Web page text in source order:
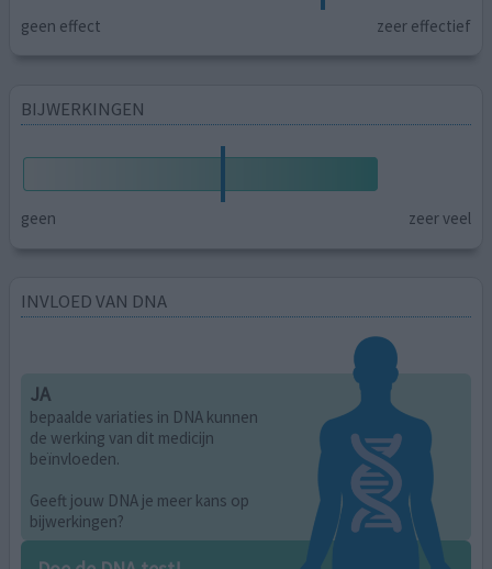
geen effect zeer effectief
BIJWERKINGEN
geen zeer veel
INVLOED VAN DNA
JA
bepaalde variaties in DNA kunnen
de werking van dit medicijn
beïnvloeden.
Geeft jouw DNA je meer kans op
bijwerkingen?